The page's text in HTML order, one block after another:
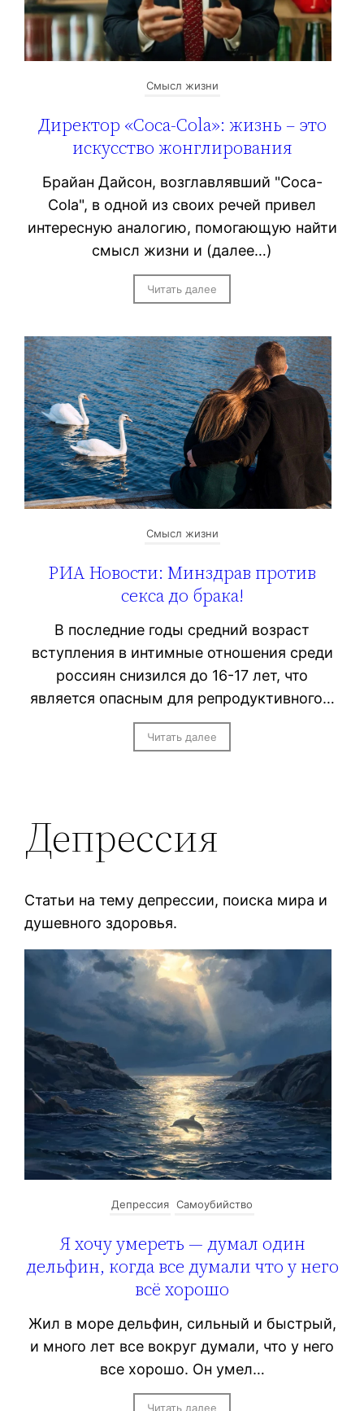
Смысл жизни
Директор «Coca-Cola»: жизнь – это
искусство жонглирования
Брайан Дайсон, возглавлявший "Coca-
Cola", в одной из своих речей привел
интересную аналогию, помогающую найти
смысл жизни и (далее…)
Читать далее
Смысл жизни
РИА Новости: Минздрав против
секса до брака!
В последние годы средний возраст
вступления в интимные отношения среди
россиян снизился до 16-17 лет, что
является опасным для репродуктивного…
Читать далее
Депрессия
Статьи на тему депрессии, поиска мира и
душевного здоровья.
Депрессия Самоубийство
Я хочу умереть — думал один
дельфин, когда все думали что у него
всё хорошо
Жил в море дельфин, сильный и быстрый,
и много лет все вокруг думали, что у него
все хорошо. Он умел…
Читать далее